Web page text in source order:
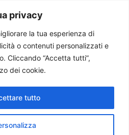
privacy
la tua esperienza di
o contenuti personalizzati e
Cliccando “Accetta tutti”,
dei cookie.
tutto
Papa
da